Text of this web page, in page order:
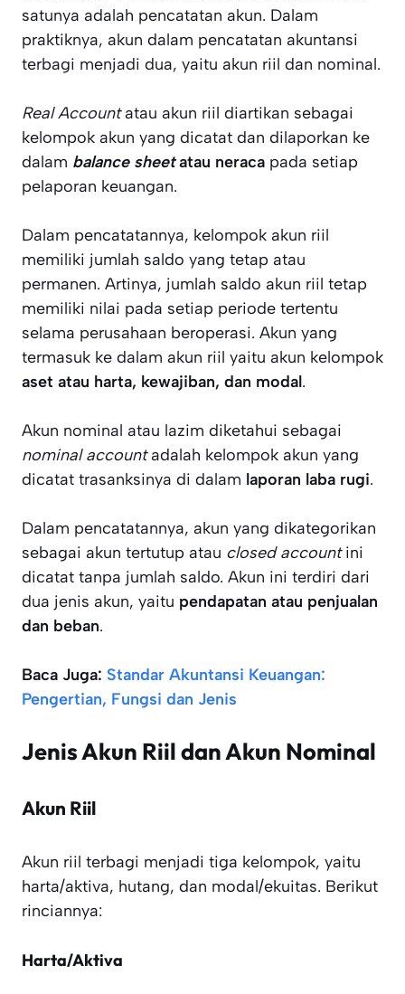
satunya adalah pencatatan akun. Dalam
praktiknya, akun dalam pencatatan akuntansi
terbagi menjadi dua, yaitu akun riil dan nominal.
Real Accountatau akun riil diartikan sebagai
kelompok akun yang dicatat dan dilaporkan ke
dalam balance sheetatau neraca pada setiap
pelaporan keuangan.
Dalam pencatatannya, kelompok akun riil
memiliki jumlah saldo yang tetap atau
permanen. Artinya, jumlah saldo akun riil tetap
memiliki nilai pada setiap periode tertentu
selama perusahaan beroperasi. Akun yang
termasuk ke dalam akun riil yaitu akun kelompok
aset atau harta, kewajiban, dan modal.
Akun nominal atau lazim diketahui sebagai
nominal accountadalah kelompok akun yang
dicatat trasanksinya di dalam laporan laba rugi.
Dalam pencatatannya, akun yang dikategorikan
sebagai akun tertutup atau closed accountini
dicatat tanpa jumlah saldo. Akun ini terdiri dari
dua jenis akun, yaitu pendapatan atau penjualan
dan beban.
Baca Juga: Standar Akuntansi Keuangan:
Pengertian, Fungsi dan Jenis
Jenis Akun Riil dan Akun Nominal
Akun Riil
Akun riil terbagi menjadi tiga kelompok, yaitu
harta/aktiva, hutang, dan modal/ekuitas. Berikut
rinciannya:
Harta/Aktiva